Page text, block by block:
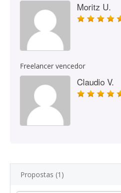
Moritz U.
Freelancer vencedor
Claudio V.
Propostas (1)